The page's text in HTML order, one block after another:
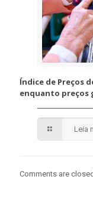
Índice de Preços
enquanto preços
Leia
Comments are closed.